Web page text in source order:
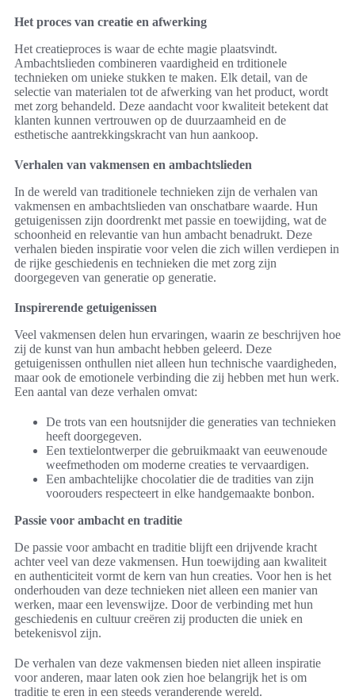
Het proces van creatie en afwerking
Het creatieproces is waar de echte magie plaatsvindt.
Ambachtslieden combineren vaardigheid en trditionele
technieken om unieke stukken te maken. Elk detail, van de
selectie van materialen tot de afwerking van het product, wordt
met zorg behandeld. Deze aandacht voor kwaliteit betekent dat
klanten kunnen vertrouwen op de duurzaamheid en de
esthetische aantrekkingskracht van hun aankoop.
Verhalen van vakmensen en ambachtslieden
In de wereld van traditionele technieken zijn de verhalen van
vakmensen en ambachtslieden van onschatbare waarde. Hun
getuigenissen zijn doordrenkt met passie en toewijding, wat de
schoonheid en relevantie van hun ambacht benadrukt. Deze
verhalen bieden inspiratie voor velen die zich willen verdiepen in
de rijke geschiedenis en technieken die met zorg zijn
doorgegeven van generatie op generatie.
Inspirerende getuigenissen
Veel vakmensen delen hun ervaringen, waarin ze beschrijven hoe
zij de kunst van hun ambacht hebben geleerd. Deze
getuigenissen onthullen niet alleen hun technische vaardigheden,
maar ook de emotionele verbinding die zij hebben met hun werk.
Een aantal van deze verhalen omvat:
De trots van een houtsnijder die generaties van technieken
heeft doorgegeven.
Een textielontwerper die gebruikmaakt van eeuwenoude
weefmethoden om moderne creaties te vervaardigen.
Een ambachtelijke chocolatier die de tradities van zijn
voorouders respecteert in elke handgemaakte bonbon.
Passie voor ambacht en traditie
De passie voor ambacht en traditie blijft een drijvende kracht
achter veel van deze vakmensen. Hun toewijding aan kwaliteit
en authenticiteit vormt de kern van hun creaties. Voor hen is het
onderhouden van deze technieken niet alleen een manier van
werken, maar een levenswijze. Door de verbinding met hun
geschiedenis en cultuur creëren zij producten die uniek en
betekenisvol zijn.
De verhalen van deze vakmensen bieden niet alleen inspiratie
voor anderen, maar laten ook zien hoe belangrijk het is om
traditie te eren in een steeds veranderende wereld.